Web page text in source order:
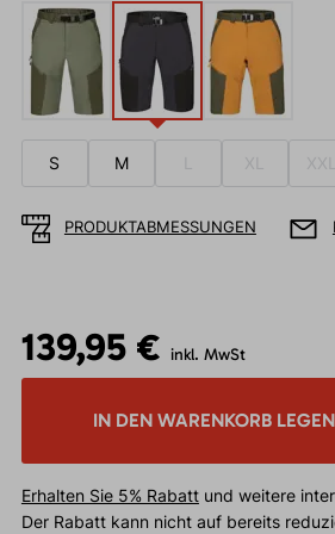
S M XL XXL
PRODUKTABMESSUNGEN
139,95 € inkl. MwSt
IN DEN WARENKORB LEGEN
Erhalten Sie 5% Rabattund weitere
Der Rabatt kann nicht auf bereits